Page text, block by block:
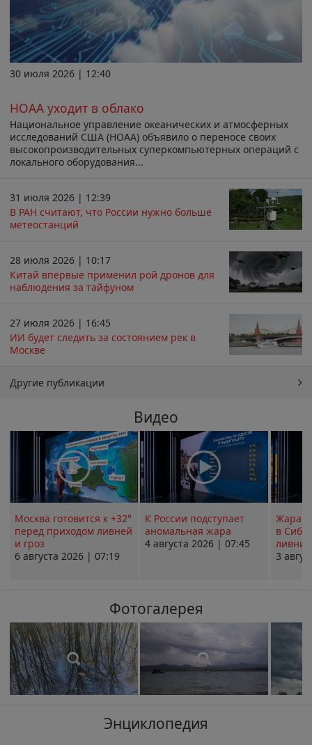
30 июля 2026 | 12:40
НОАА уходит в облако
Национальное управление океанических и атмосферных
исследований США (НОАА) объявило о переносе своих
высокопроизводительных суперкомпьютерных операций с
локального оборудования...
31 июля 2026 | 12:39
В РАН считают, что России нужно больше
метеостанций
28 июля 2026 | 10:17
Китай впервые применил рой дронов для
наблюдения за тайфуном
27 июля 2026 | 16:45
ИИ будет следить за состоянием рек в
Москве
Другие публикации
Видео
Москва готовится к +32°
перед приходом ливней
и гроз
6 августа 2026 | 07:19
К России подступает
аномальная жара
4 августа 2026 | 07:45
Жара в
в
ливни
3
Фотогалерея
Энциклопедия